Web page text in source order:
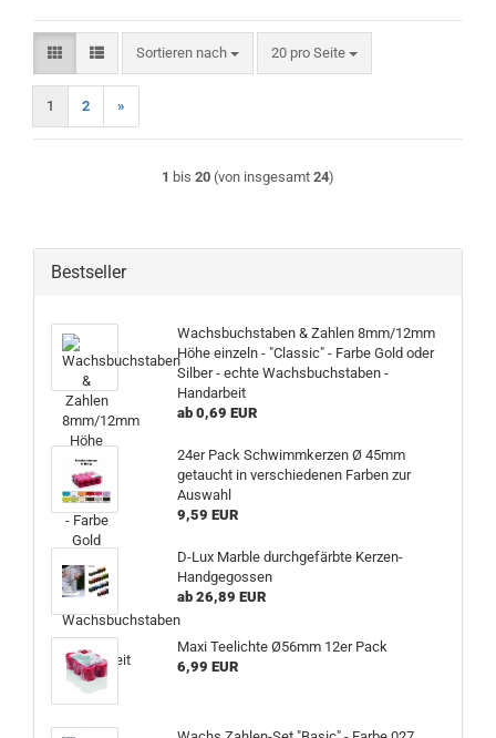
Sortieren nach
Sortieren nach 20 pro Seite
pro Seite
1 2 »
1 bis 20 (von insgesamt 24)
Bestseller
Wachsbuchstaben & Zahlen 8mm/12mm
Höhe einzeln - "Classic" - Farbe Gold oder
Silber - echte Wachsbuchstaben -
Handarbeit
ab 0,69 EUR
24er Pack Schwimmkerzen Ø 45mm
getaucht in verschiedenen Farben zur
Auswahl
9,59 EUR
D-Lux Marble durchgefärbte Kerzen-
Handgegossen
ab 26,89 EUR
Maxi Teelichte Ø56mm 12er Pack
6,99 EUR